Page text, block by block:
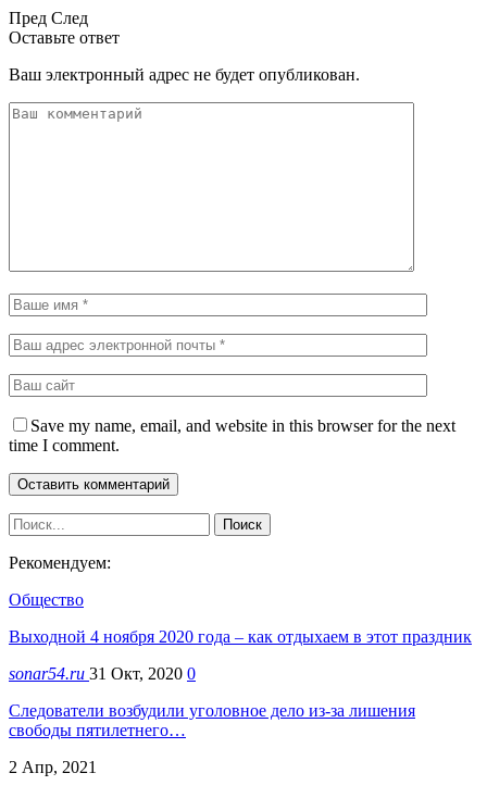
Пред След
Оставьте ответ
Ваш электронный адрес не будет опубликован.
Save my name, email, and website in this browser for the next
time I comment.
Рекомендуем:
Общество
Выходной 4 ноября 2020 года – как отдыхаем в этот праздник
sonar54.ru 31 Окт, 2020 0
Следователи возбудили уголовное дело из-за лишения
свободы пятилетнего…
2 Апр, 2021